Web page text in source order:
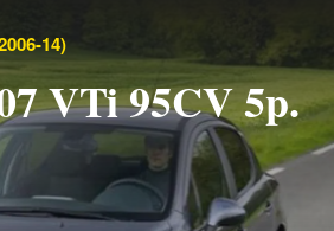
14)
VTi 95CV 5p.